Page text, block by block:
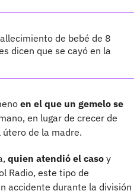
de bebé de 8
dicen que se cayó en la
en el que un gemelo se
en lugar de crecer de
de la madre.
quien atendió el caso y
Radio, este tipo de
accidente durante la división